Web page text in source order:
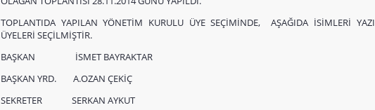
TOPLANTIDA YAPILAN YÖNETİM KURULU ÜYE SEÇİMİNDE, AŞAĞIDA İSİMLERİ
ÜYELERİ SEÇİLMİŞTİR.
BAŞKAN İSMET BAYRAKTAR
BAŞKAN YRD. A.OZAN ÇEKİÇ
SEKRETER SERKAN AYKUT